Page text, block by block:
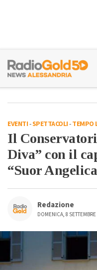
EVENTI-SPETTACOLI-TEMPO
Il
Diva” con il
“Suor
Redazione
DOMENICA, 8